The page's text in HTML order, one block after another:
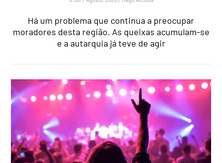
Há um problema que continua a preocupar
moradores desta região. As queixas acumulam-se
e a autarquia já teve de agir